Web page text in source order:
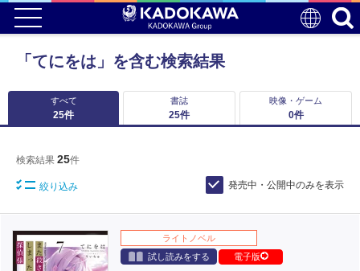
「てにをは」を含む検索結果
すべて
25件
書誌
25件
映像・ゲーム
0件
検索結果 25件
絞り込み 発売中・公開中のみを表示
ライトノベル
試し読みをする
電子版